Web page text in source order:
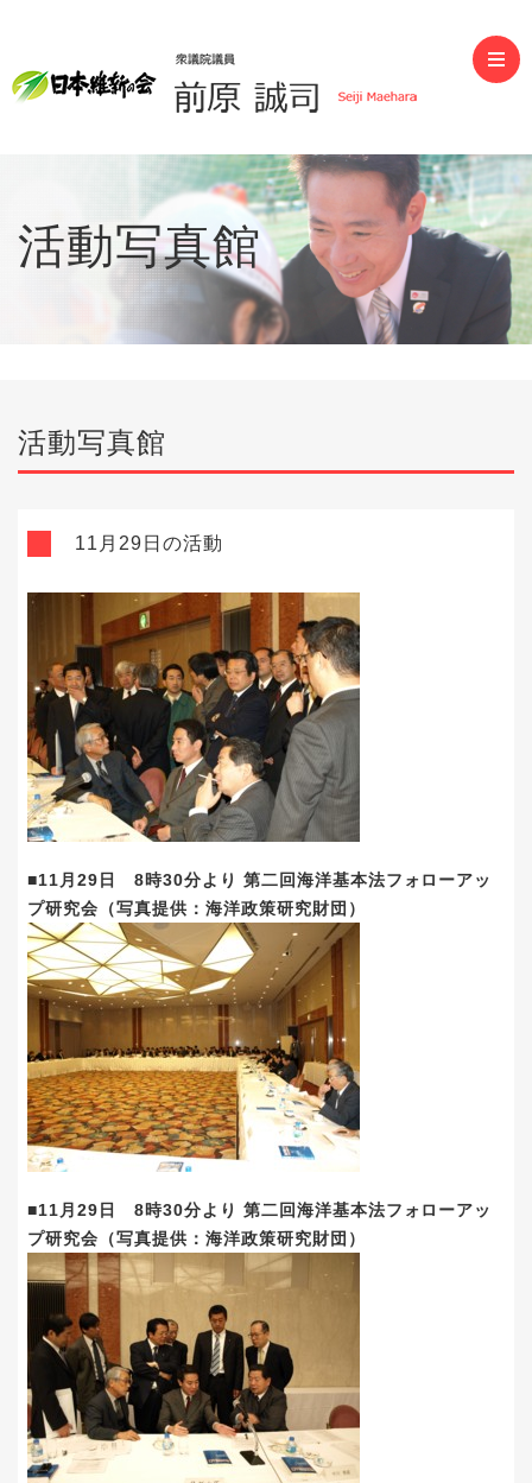
前原誠司（衆議院議員）
活動写真館
活動写真館
11月29日の活動
■11月29日 8時30分より 第二回海洋基本法フォローアッ
プ研究会（写真提供：海洋政策研究財団）
■11月29日 8時30分より 第二回海洋基本法フォローアッ
プ研究会（写真提供：海洋政策研究財団）